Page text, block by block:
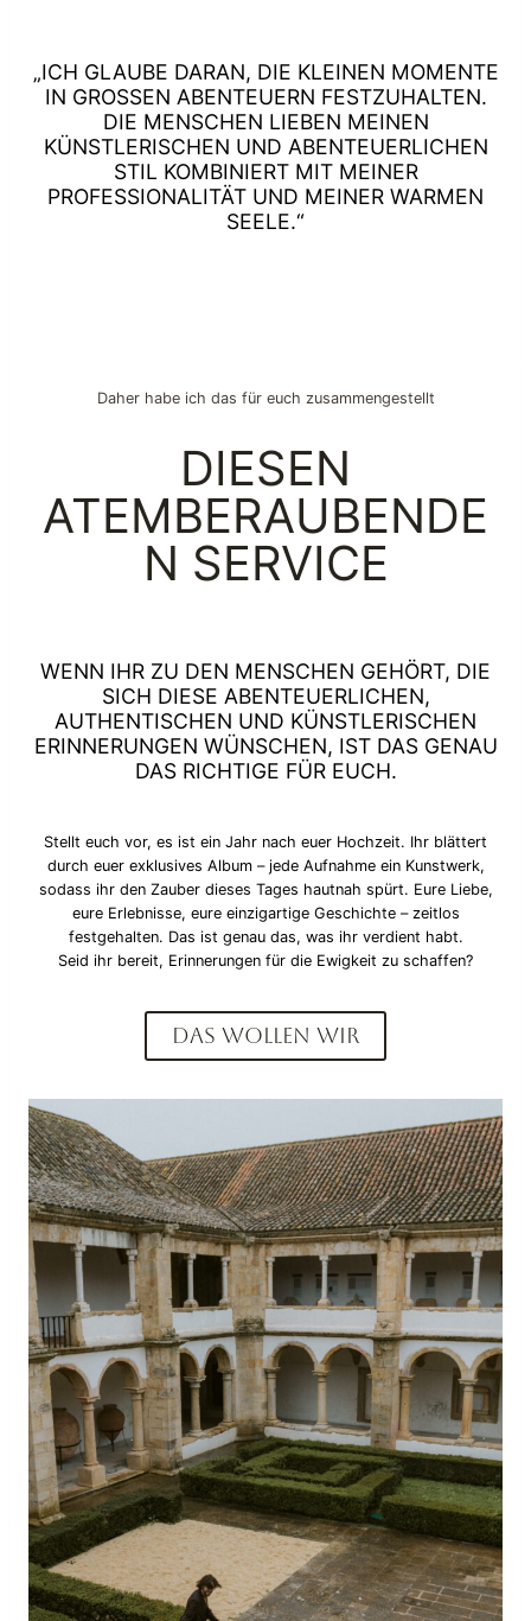
„ICH GLAUBE DARAN, DIE KLEINEN MOMENTE
IN GROSSEN ABENTEUERN FESTZUHALTEN.
DIE MENSCHEN LIEBEN MEINEN
KÜNSTLERISCHEN UND ABENTEUERLICHEN
STIL KOMBINIERT MIT MEINER
PROFESSIONALITÄT UND MEINER WARMEN
SEELE.“
Daher habe ich das für euch zusammengestellt
DIESEN
ATEMBERAUBENDE
N SERVICE
WENN IHR ZU DEN MENSCHEN GEHÖRT, DIE
SICH DIESE ABENTEUERLICHEN,
AUTHENTISCHEN UND KÜNSTLERISCHEN
ERINNERUNGEN WÜNSCHEN, IST DAS GENAU
DAS RICHTIGE FÜR EUCH.
Stellt euch vor, es ist ein Jahr nach euer Hochzeit. Ihr blättert
durch euer exklusives Album – jede Aufnahme ein Kunstwerk,
sodass ihr den Zauber dieses Tages hautnah spürt. Eure Liebe,
eure Erlebnisse, eure einzigartige Geschichte – zeitlos
festgehalten. Das ist genau das, was ihr verdient habt.
Seid ihr bereit, Erinnerungen für die Ewigkeit zu schaffen?
DAS WOLLEN WIR